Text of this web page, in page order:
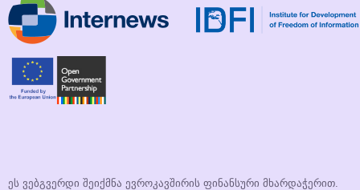
ეს ვებგვერდი შეიქმნა ევროკავშირის ფინანსური მხარდაჭერით.